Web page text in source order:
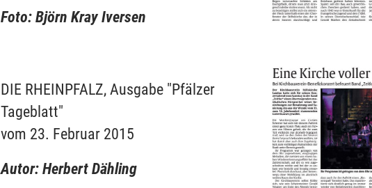
Foto: Björn Kray Iversen
DIE RHEINPFALZ, Ausgabe "Pfälzer
Tageblatt"
vom 23. Februar 2015
Autor: Herbert Dähling